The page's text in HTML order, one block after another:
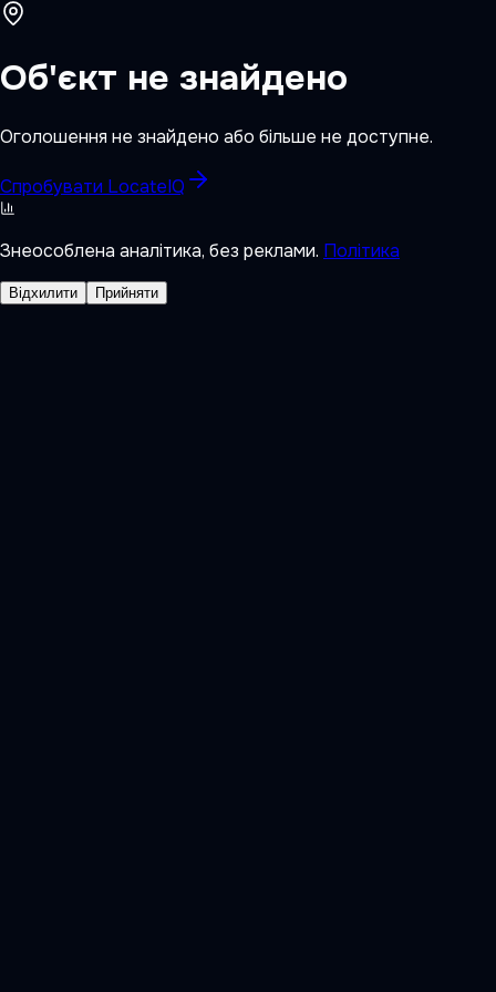
Об'єкт не знайдено
Оголошення не знайдено або більше не доступне.
Спробувати LocateIQ
Знеособлена аналітика, без реклами. Політика
Відхилити Прийняти